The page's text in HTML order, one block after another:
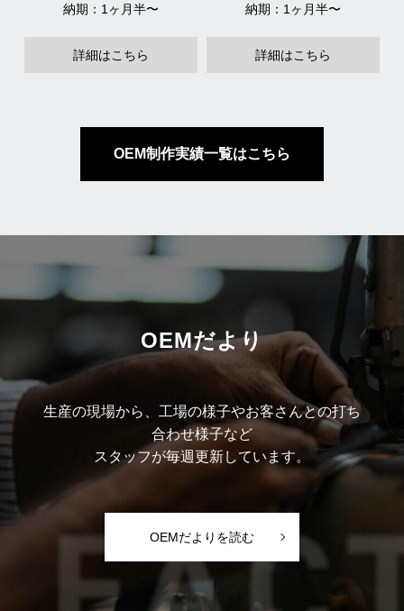
納期：1ヶ月半〜
詳細はこちら
納期：1ヶ月半〜
詳細はこちら
OEM制作実績一覧はこちら
OEMだより
生産の現場から、工場の様子やお客さんとの打ち
合わせ様子など
スタッフが毎週更新しています。
OEMだよりを読む